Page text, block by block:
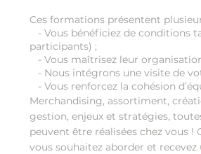
Ces formations présentent
- Vous bénéficiez de conditions
participants) ;
- Vous maîtrisez leur
- Nous intégrons une visite de
- Vous renforcez la cohésion
Merchandising, assortiment,
gestion, enjeux et stratégies,
peuvent être réalisées chez vous !
vous souhaitez aborder et recevez